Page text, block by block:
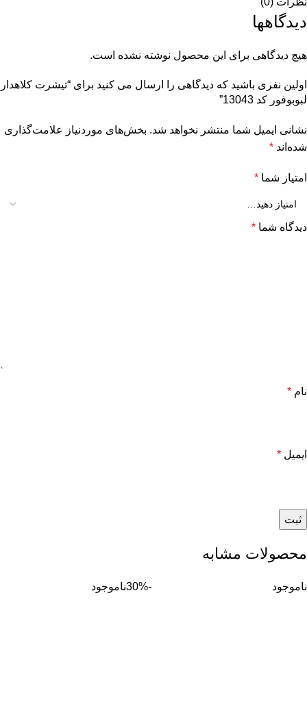
دیدگاهها
هیچ دیدگاهی برای این محصول نوشته نشده است.
اولین نفری باشید که دیدگاهی را ارسال می کنید برای “تیشرت کلاهدار
لبوبوفور کد 13043”
نشانی ایمیل شما منتشر نخواهد شد. بخش‌های موردنیاز علامت‌گذاری
شده‌اند *
امتیاز شما *
دیدگاه شما *
نام *
ایمیل *
محصولات مشابه
ناموجود -30% ناموجود